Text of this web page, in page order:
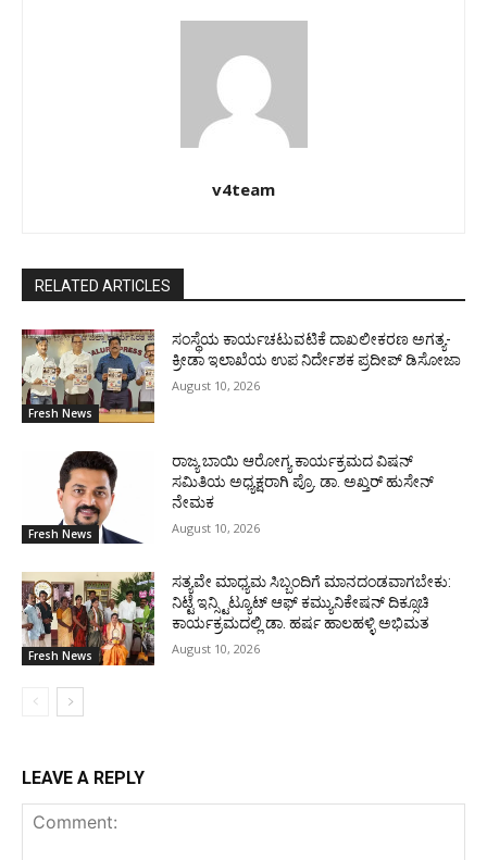
v4team
RELATED ARTICLES
Fresh News
ಸಂಸ್ಥೆಯ ಕಾರ್ಯಚಟುವಟಿಕೆ ದಾಖಲೀಕರಣ ಅಗತ್ಯ-
ಕ್ರೀಡಾ ಇಲಾಖೆಯ ಉಪ ನಿರ್ದೇಶಕ ಪ್ರದೀಪ್ ಡಿಸೋಜಾ
August 10, 2026
Fresh News
ರಾಜ್ಯ ಬಾಯಿ ಆರೋಗ್ಯ ಕಾರ್ಯಕ್ರಮದ ವಿಷನ್
ಸಮಿತಿಯ ಅಧ್ಯಕ್ಷರಾಗಿ ಪ್ರೊ. ಡಾ. ಅಖ್ತರ್ ಹುಸೇನ್
ನೇಮಕ
August 10, 2026
Fresh News
ಸತ್ಯವೇ ಮಾಧ್ಯಮ ಸಿಬ್ಬಂದಿಗೆ ಮಾನದಂಡವಾಗಬೇಕು:
ನಿಟ್ಟೆ ಇನ್ಸ್ಟಿಟ್ಯೂಟ್ ಆಫ್ ಕಮ್ಯುನಿಕೇಷನ್ ದಿಕ್ಸೂಚಿ
ಕಾರ್ಯಕ್ರಮದಲ್ಲಿ ಡಾ. ಹರ್ಷ ಹಾಲಹಳ್ಳಿ ಅಭಿಮತ
August 10, 2026
LEAVE A REPLY